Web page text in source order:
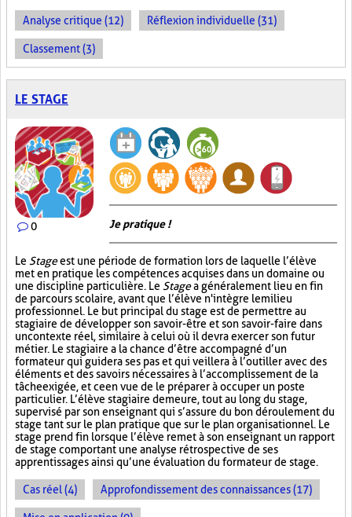
Analyse critique (12) Réflexion individuelle (31)
Classement (3)
LE STAGE
0 Je pratique !
Le Stageest une période de formation lors de laquelle l’élève
met en pratique les compétences acquises dans un domaine ou
une discipline particulière. Le Stagea généralement lieu en fin
de parcours scolaire, avant que l’élève n'intègre le milieu
professionnel. Le but principal du stage est de permettre au
stagiaire de développer son savoir-être et son savoir-faire dans
un contexte réel, similaire à celui où il devra exercer son futur
métier. Le stagiaire a la chance d’être accompagné d’un
formateur qui guidera ses pas et qui veillera à l’outiller avec des
éléments et des savoirs nécessaires à l’accomplissement de la
tâche exigée, et ce en vue de le préparer à occuper un poste
particulier. L’élève stagiaire demeure, tout au long du stage,
supervisé par son enseignant qui s’assure du bon déroulement du
stage tant sur le plan pratique que sur le plan organisationnel. Le
stage prend fin lorsque l’élève remet à son enseignant un rapport
de stage comportant une analyse rétrospective de ses
apprentissages ainsi qu’une évaluation du formateur de stage.
Cas réel (4) Approfondissement des connaissances (17)